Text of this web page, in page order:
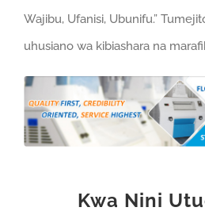
Wajibu, Ufanisi, Ubunifu.”
uhusiano wa kibiashara na
Kwa Nini